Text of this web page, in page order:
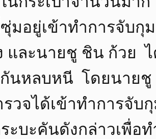
มอยู่เข้าทำการจับ
และนายชู ชิน ก้วย
นหลบหนี โดยนายชู
วจได้เข้าทำการจับ
ะบะคันดังกล่าวเพื่อ